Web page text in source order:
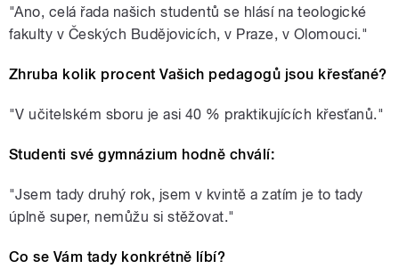
"Ano, celá řada našich studentů se hlásí na teologické
fakulty v Českých Budějovicích, v Praze, v Olomouci."
Zhruba kolik procent Vašich pedagogů jsou křesťané?
"V učitelském sboru je asi 40 % praktikujících křesťanů."
Studenti své gymnázium hodně chválí:
"Jsem tady druhý rok, jsem v kvintě a zatím je to tady
úplně super, nemůžu si stěžovat."
Co se Vám tady konkrétně líbí?